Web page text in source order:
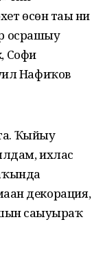
өсөн тағы ни
осрашыу
Софи
Нафиҡов
Ҡыйыу
ихлас
декорация,
сағыуыраҡ